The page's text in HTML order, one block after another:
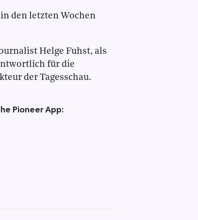
den letzten Wochen
Helge Fuhst, als
für die
der Tagesschau.
Pioneer App: